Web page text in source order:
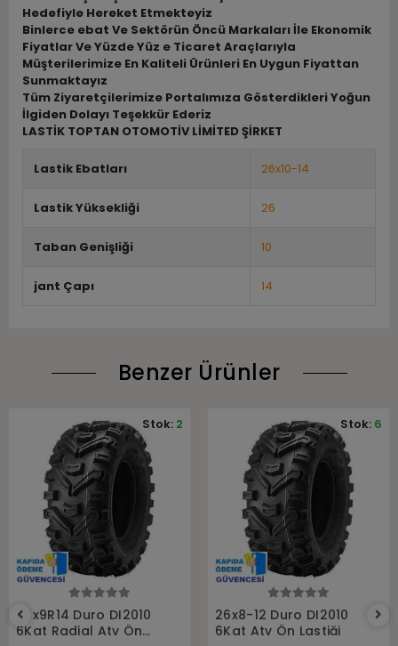
Hedefiyle Hereket Etmekteyiz
Binlerce ebat Ve Sektörün Öncü Markaları İle Ekonomik
Fiyatlar Ve Yüzde Yüz e Ticaret Araçlarıyla
Müşterilerimize En Kaliteli Ürünleri En Uygun Fiyattan
Sunmaktayız
Tüm Ziyaretçilerimize Portalımıza Gösterdikleri Yoğun
İlgiden Dolayı Teşekkür Ederiz
LASTİK TOPTAN OTOMOTİV LİMİTED ŞİRKET
Lastik Ebatları 26x10-14
Lastik Yüksekliği 26
Taban Genişliği 10
jant Çapı 14
Benzer Ürünler
26x9R14 Duro DI2010
6Kat Radial Atv Ön
Stok: 2
26x8-12 Duro DI2010
6Kat Atv Ön Lastiği
Stok: 6